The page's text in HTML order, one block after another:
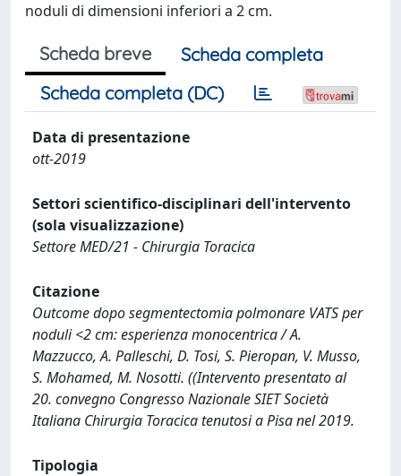
noduli di dimensioni inferiori a 2 cm.
Scheda breve
Scheda completa
Scheda completa (DC)
Data di presentazione
ott-2019
Settori scientifico-disciplinari dell'intervento
(sola visualizzazione)
Settore MED/21 - Chirurgia Toracica
Citazione
Outcome dopo segmentectomia polmonare VATS per
noduli <2 cm: esperienza monocentrica / A.
Mazzucco, A. Palleschi, D. Tosi, S. Pieropan, V. Musso,
S. Mohamed, M. Nosotti. ((Intervento presentato al
20. convegno Congresso Nazionale SIET Società
Italiana Chirurgia Toracica tenutosi a Pisa nel 2019.
Tipologia